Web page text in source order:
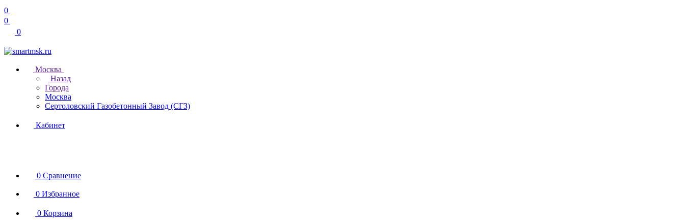
0
0
0
Москва
Назад
Города
Москва
Сертоловский Газобетонный Завод (СГЗ)
Кабинет
0 Сравнение
0 Избранное
0 Корзина